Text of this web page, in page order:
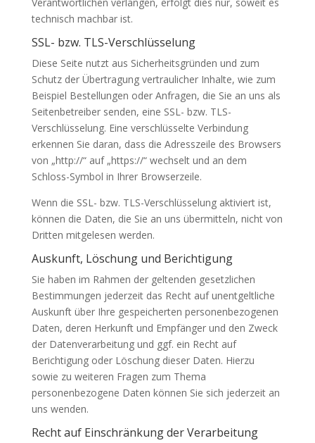
technisch machbar ist.
SSL- bzw. TLS-Verschlüsselung
Diese Seite nutzt aus Sicherheitsgründen und zum
Schutz der Übertragung vertraulicher Inhalte, wie zum
Beispiel Bestellungen oder Anfragen, die Sie an uns als
Seitenbetreiber senden, eine SSL- bzw. TLS-
Verschlüsselung. Eine verschlüsselte Verbindung
erkennen Sie daran, dass die Adresszeile des Browsers
von „http://“ auf „https://“ wechselt und an dem
Schloss-Symbol in Ihrer Browserzeile.
Wenn die SSL- bzw. TLS-Verschlüsselung aktiviert ist,
können die Daten, die Sie an uns übermitteln, nicht von
Dritten mitgelesen werden.
Auskunft, Löschung und Berichtigung
Sie haben im Rahmen der geltenden gesetzlichen
Bestimmungen jederzeit das Recht auf unentgeltliche
Auskunft über Ihre gespeicherten personenbezogenen
Daten, deren Herkunft und Empfänger und den Zweck
der Datenverarbeitung und ggf. ein Recht auf
Berichtigung oder Löschung dieser Daten. Hierzu
sowie zu weiteren Fragen zum Thema
personenbezogene Daten können Sie sich jederzeit an
uns wenden.
Recht auf Einschränkung der Verarbeitung